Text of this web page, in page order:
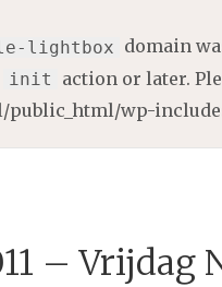
lightbox domain
init action or later.
wp-
– Vrijdag